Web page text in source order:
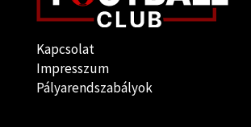
Kapcsolat
Impresszum
Pályarendszabályok